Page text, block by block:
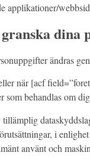
applikationer/
dina
ändras
när [acf
behandlas om
i
använt och